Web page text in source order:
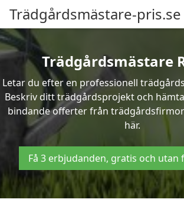
Trädgårdsmästare-pris.se
Trädgårdsmästare
Letar du efter en professionell
Beskriv ditt trädgårdsprojekt och
bindande offerter från
här.
Få 3 erbjudanden, gratis och